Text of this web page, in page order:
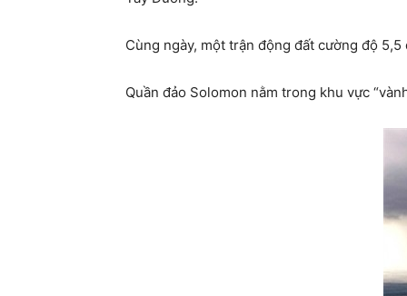
Cùng ngày, một trận động đất cường độ
Quần đảo Solomon nằm trong khu vực